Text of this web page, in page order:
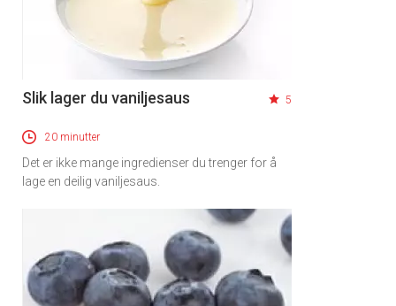
Slik lager du vaniljesaus 5
20 minutter
Det er ikke mange ingredienser du trenger for å
lage en deilig vaniljesaus.